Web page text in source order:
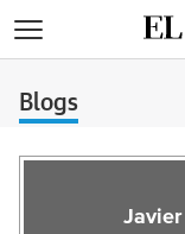
Blogs